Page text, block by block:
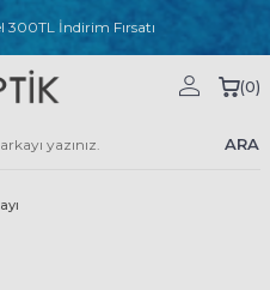
300TL İndirim Fırsatı
ARA
(0)